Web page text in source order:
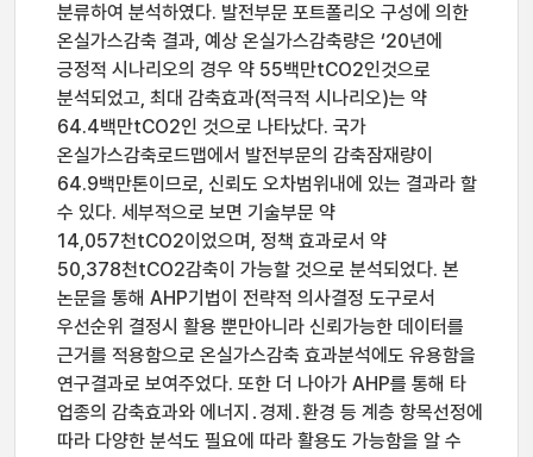
분류하여 분석하였다. 발전부문 포트폴리오 구성에 의한
온실가스감축 결과, 예상 온실가스감축량은 ‘20년에
긍정적 시나리오의 경우 약 55백만tCO2인것으로
분석되었고, 최대 감축효과(적극적 시나리오)는 약
64.4백만tCO2인 것으로 나타났다. 국가
온실가스감축로드맵에서 발전부문의 감축잠재량이
64.9백만톤이므로, 신뢰도 오차범위내에 있는 결과라 할
수 있다. 세부적으로 보면 기술부문 약
14,057천tCO2이었으며, 정책 효과로서 약
50,378천tCO2감축이 가능할 것으로 분석되었다. 본
논문을 통해 AHP기법이 전략적 의사결정 도구로서
우선순위 결정시 활용 뿐만아니라 신뢰가능한 데이터를
근거를 적용함으로 온실가스감축 효과분석에도 유용함을
연구결과로 보여주었다. 또한 더 나아가 AHP를 통해 타
업종의 감축효과와 에너지․경제․환경 등 계층 항목선정에
따라 다양한 분석도 필요에 따라 활용도 가능함을 알 수